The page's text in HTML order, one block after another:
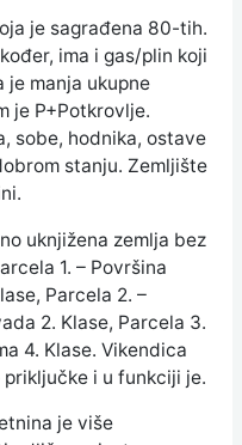
je sagrađena 80-tih.
ima i gas/plin koji
je manja ukupne
je P+Potkrovlje.
sobe, hodnika, ostave
stanju. Zemljište
uknjižena zemlja bez
1. – Površina
Parcela 2. –
2. Klase, Parcela 3.
4. Klase. Vikendica
priključke i u funkciji je.
je više